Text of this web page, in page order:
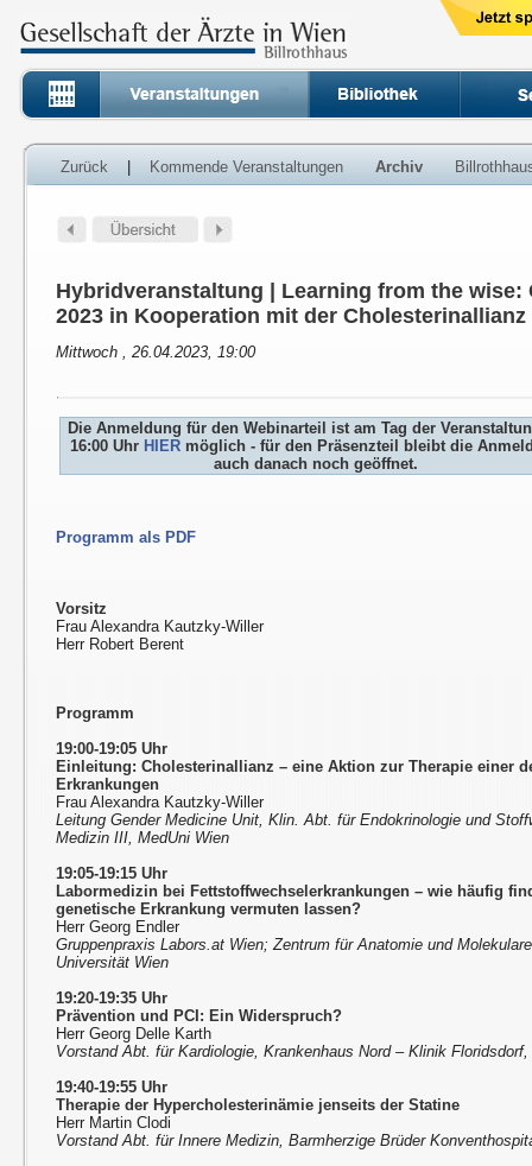
Zurück Kommende Veranstaltungen Archiv
Hybridveranstaltung | Learning from the wise:
2023 in Kooperation mit der Cholesterinallianz
Mittwoch , 26.04.2023, 19:00
Die Anmeldung für den Webinarteil ist am Tag der
16:00 Uhr HIER möglich - für den Präsenzteil bleibt die
auch danach noch geöffnet.
Programm als PDF
Vorsitz
Frau Alexandra Kautzky-Willer
Herr Robert Berent
Programm
19:00-19:05 Uhr
Einleitung: Cholesterinallianz – eine Aktion zur Therapie einer
Erkrankungen
Frau Alexandra Kautzky-Willer
Leitung Gender Medicine Unit, Klin. Abt. für Endokrinologie und
Medizin III, MedUni Wien
19:05-19:15 Uhr
Labormedizin bei Fettstoffwechselerkrankungen – wie häufig
genetische Erkrankung vermuten lassen?
Herr Georg Endler
Gruppenpraxis Labors.at Wien; Zentrum für Anatomie und
Universität Wien
19:20-19:35 Uhr
Prävention und PCI: Ein Widerspruch?
Herr Georg Delle Karth
Vorstand Abt. für Kardiologie, Krankenhaus Nord – Klinik
19:40-19:55 Uhr
Therapie der Hypercholesterinämie jenseits der Statine
Herr Martin Clodi
Vorstand Abt. für Innere Medizin, Barmherzige Brüder